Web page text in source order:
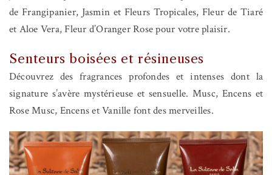
de Frangipanier, Jasmin et Fleurs Tropicales, Fleur de Tiaré
et Aloe Vera, Fleur d’Oranger Rose pour votre plaisir.
Senteurs boisées et résineuses
Découvrez des fragrances profondes et intenses dont la
signature s’avère mystérieuse et sensuelle. Musc, Encens et
Rose Musc, Encens et Vanille font des merveilles.